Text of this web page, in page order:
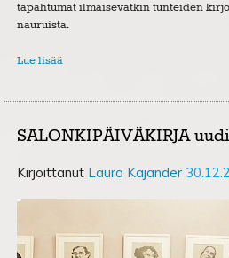
tapahtumat ilmaisevatkin tunteiden
nauruista.
Lue lisää
SALONKIPÄIVÄKIRJA
Kirjoittanut Laura Kajander